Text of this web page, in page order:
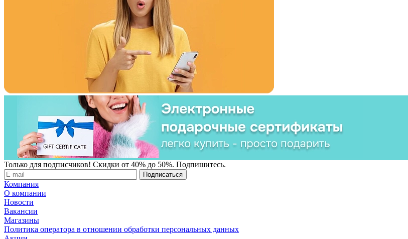
Только для подписчиков! Скидки от 40% до 50%. Подпишитесь.
Компания
О компании
Новости
Вакансии
Магазины
Политика оператора в отношении обработки персональных данных